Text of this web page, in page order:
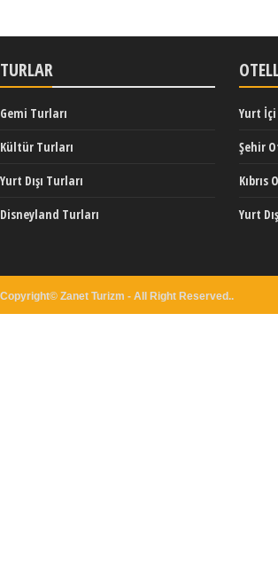
TURLAR
Gemi Turları
Kültür Turları
Yurt Dışı Turları
Disneyland Turları
Yurt
Şehir
Kıbrıs
Yurt
Copyright© Zanet Turizm - All Right Reserved..